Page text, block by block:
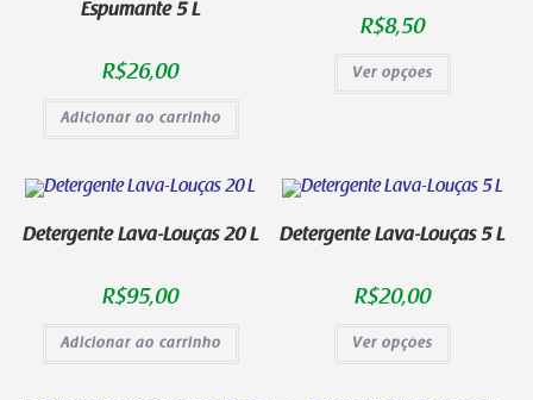
Espumante 5 L
R$26,00
Adicionar ao carrinho
R$8,50
Ver opções
Detergente Lava-Louças 20 L
R$95,00
Adicionar ao carrinho
Detergente Lava-Louças 5 L
R$20,00
Ver opções